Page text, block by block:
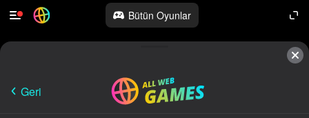
Bütün Oyunlar
Geri